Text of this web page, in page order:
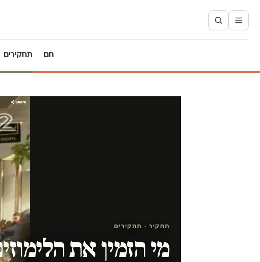
חם תחקירים
תחקיר · תחקירים
מי הזמין את